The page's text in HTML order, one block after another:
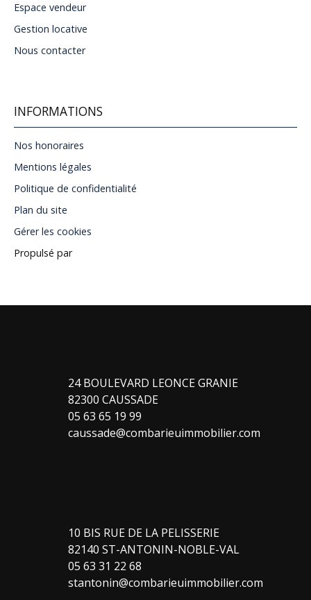
Espace vendeur
Gestion locative
Nous contacter
INFORMATIONS
Nos honoraires
Mentions légales
Politique de confidentialité
Plan du site
Gérer les cookies
Propulsé par
24 BOULEVARD LEONCE GRANIE
82300 CAUSSADE
05 63 65 19 99
caussade@combarieuimmobilier.com
10 BIS RUE DE LA PELISSERIE
82140 ST-ANTONIN-NOBLE-VAL
05 63 31 22 68
stantonin@combarieuimmobilier.com